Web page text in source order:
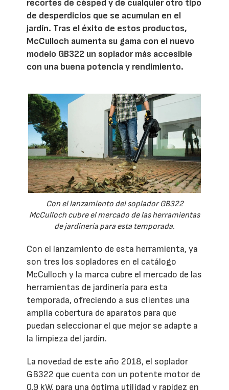
recortes de césped y de cualquier otro tipo
de desperdicios que se acumulan en el
jardín. Tras el éxito de estos productos,
McCulloch aumenta su gama con el nuevo
modelo GB322 un soplador más accesible
con una buena potencia y rendimiento.
Con el lanzamiento del soplador GB322
McCulloch cubre el mercado de las herramientas
de jardinería para esta temporada.
Con el lanzamiento de esta herramienta, ya
son tres los sopladores en el catálogo
McCulloch y la marca cubre el mercado de las
herramientas de jardinería para esta
temporada, ofreciendo a sus clientes una
amplia cobertura de aparatos para que
puedan seleccionar el que mejor se adapte a
la limpieza del jardín.
La novedad de este año 2018, el soplador
GB322 que cuenta con un potente motor de
0,9 kW, para una óptima utilidad y rapidez en